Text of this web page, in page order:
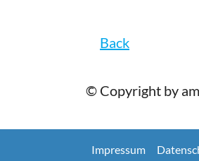
Back
© Copyright by
Impressum